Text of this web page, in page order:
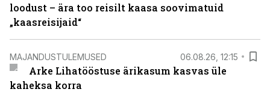
loodust – ära too reisilt kaasa soovimatuid
„kaasreisijaid“
MAJANDUSTULEMUSED 06.08.26, 12:15
Arke Lihatööstuse ärikasum kasvas üle
kaheksa korra